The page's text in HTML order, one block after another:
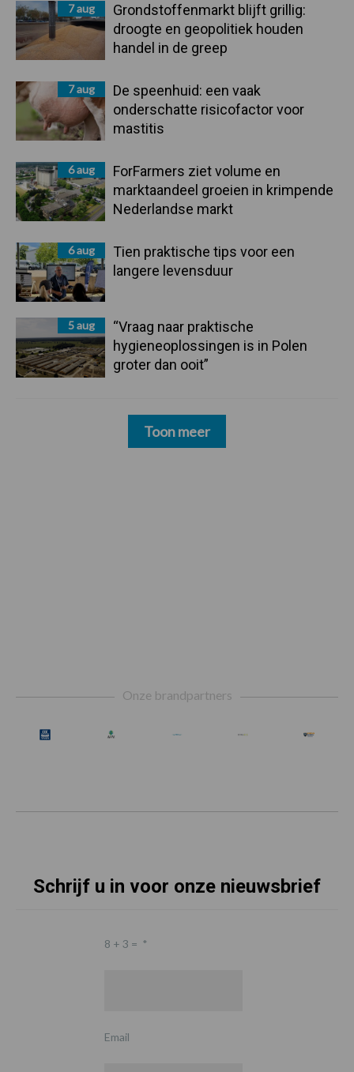
7 aug
Grondstoffenmarkt blijft grillig:
droogte en geopolitiek houden
handel in de greep
7 aug
De speenhuid: een vaak
onderschatte risicofactor voor
mastitis
6 aug
ForFarmers ziet volume en
marktaandeel groeien in krimpende
Nederlandse markt
6 aug
Tien praktische tips voor een
langere levensduur
5 aug
“Vraag naar praktische
hygieneoplossingen is in Polen
groter dan ooit”
Toon meer
Onze brandpartners
Schrijf u in voor onze nieuwsbrief
8 + 3 = *
Email